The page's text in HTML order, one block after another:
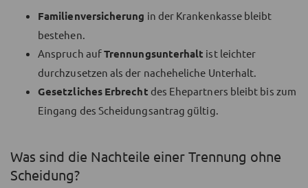
Familienversicherung in der Krankenkasse bleibt
bestehen.
Anspruch aufTrennungsunterhalt ist leichter
durchzusetzen als der nacheheliche Unterhalt.
Gesetzliches Erbrecht des Ehepartners bleibt bis zum
Eingang des Scheidungsantrag gültig.
Was sind die Nachteile einer Trennung ohne
Scheidung?